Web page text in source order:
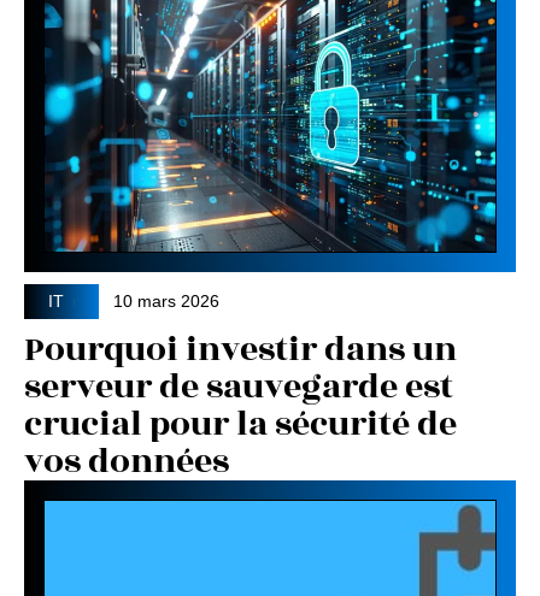
IT 10 mars 2026
Pourquoi investir dans un
serveur de sauvegarde est
crucial pour la sécurité de
vos données